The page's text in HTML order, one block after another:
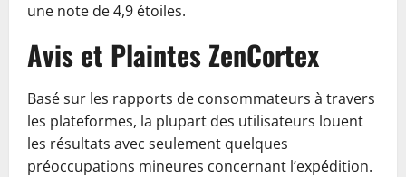
une note de 4,9 étoiles.
Avis et Plaintes ZenCortex
Basé sur les rapports de consommateurs à travers
les plateformes, la plupart des utilisateurs louent
les résultats avec seulement quelques
préoccupations mineures concernant l’expédition.